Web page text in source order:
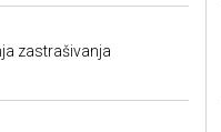
zastrašivanja